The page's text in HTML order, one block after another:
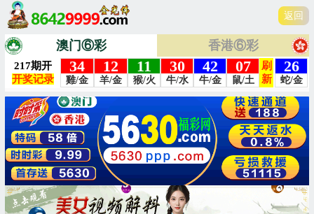
返回
澳门⑥彩 香港⑥彩